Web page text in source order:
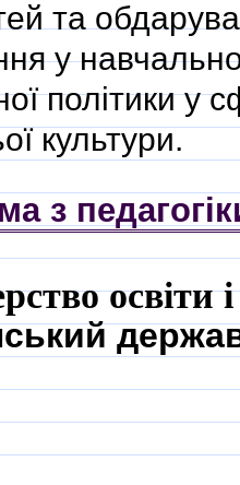
та
у
політики у
культури.
з
освіти